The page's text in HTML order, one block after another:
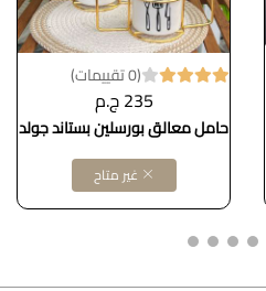
(0 تقييمات)
235 ج.م
حامل معالق بورسلين بستاند جولد
غير متاح